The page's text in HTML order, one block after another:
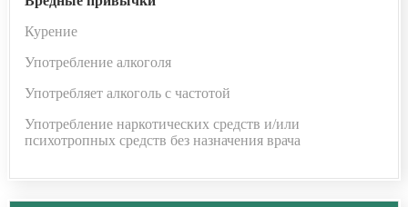
Курение
Употребление алкоголя
Употребляет алкоголь с частотой
Употребление наркотических средств и/или
психотропных средств без назначения врача